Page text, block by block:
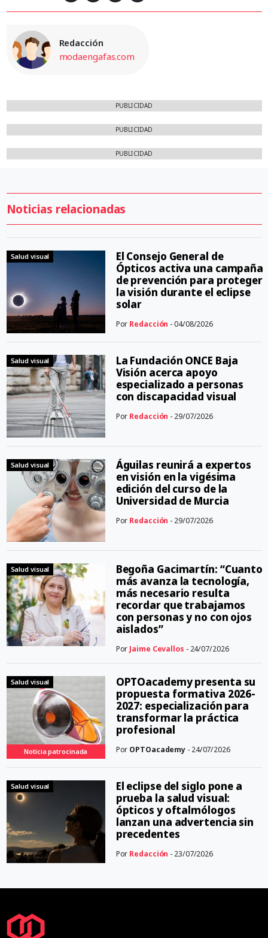
Redacción
modaengafas.com
PUBLICIDAD
PUBLICIDAD
PUBLICIDAD
Noticias relacionadas
Salud visual
El Consejo General de
Ópticos activa una campaña
de prevención para proteger
la visión durante el eclipse
solar
Por Redacción - 04/08/2026
Salud visual
La Fundación ONCE Baja
Visión acerca apoyo
especializado a personas
con discapacidad visual
Por Redacción - 29/07/2026
Salud visual
Águilas reunirá a expertos
en visión en la vigésima
edición del curso de la
Universidad de Murcia
Por Redacción - 29/07/2026
Salud visual
Begoña Gacimartín: “Cuanto
más avanza la tecnología,
más necesario resulta
recordar que trabajamos
con personas y no con ojos
aislados”
Por Jaime Cevallos - 24/07/2026
Salud visual
Noticia patrocinada
OPTOacademy presenta su
propuesta formativa 2026-
2027: especialización para
transformar la práctica
profesional
Por OPTOacademy - 24/07/2026
Salud visual
El eclipse del siglo pone a
prueba la salud visual:
ópticos y oftalmólogos
lanzan una advertencia sin
precedentes
Por Redacción - 23/07/2026